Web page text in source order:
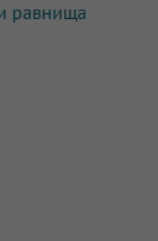
равнища